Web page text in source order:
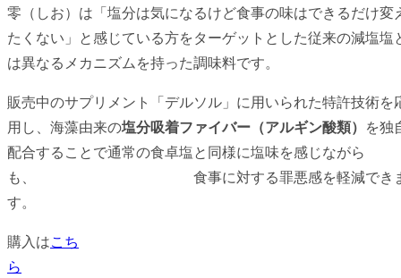
零（しお）は「塩分は気になるけど食事の味はできるだけ変
たくない」と感じている方をターゲットとした従来の減塩塩
は異なるメカニズムを持った調味料です。
販売中のサプリメント「デルソル」に用いられた特許技術を
用し、海藻由来の塩分吸着ファイバー（アルギン酸類）
を独
配合することで通常の食卓塩と同様に塩味を感じながら
も、 食事に対する罪悪感を軽減でき
す。
購入はこち
ら